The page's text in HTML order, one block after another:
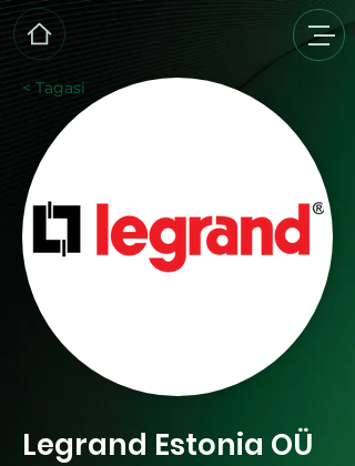
< Tagasi
Legrand Estonia OÜ